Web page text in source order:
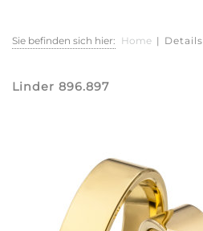
Sie befinden sich hier: Home | Details
Linder 896.897